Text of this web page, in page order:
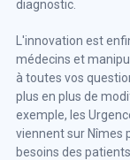
diagnostic.
L'innovation est
médecins et
à toutes vos
plus en plus de
exemple, les
viennent sur Nîmes
besoins des